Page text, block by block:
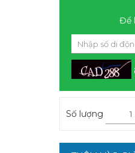
Để
Số lượng